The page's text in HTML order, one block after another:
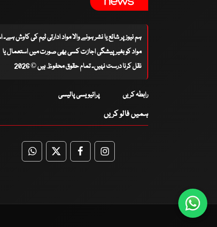
ہم نیوز پر شائع یا نشر ہونے والا مواد ادارتی ٹیم کی کاوش
مواد کو بغیر پیشگی اجازت کسی بھی صورت میں استعمال یا
نقل کرنا درست نہیں۔ تمام حقوق محفوظ ہیں © 2026
رابطہ کریں پرائیویسی پالیسی
ہمیں فالو کریں
WhatsApp
TwitterFacebookFacebook